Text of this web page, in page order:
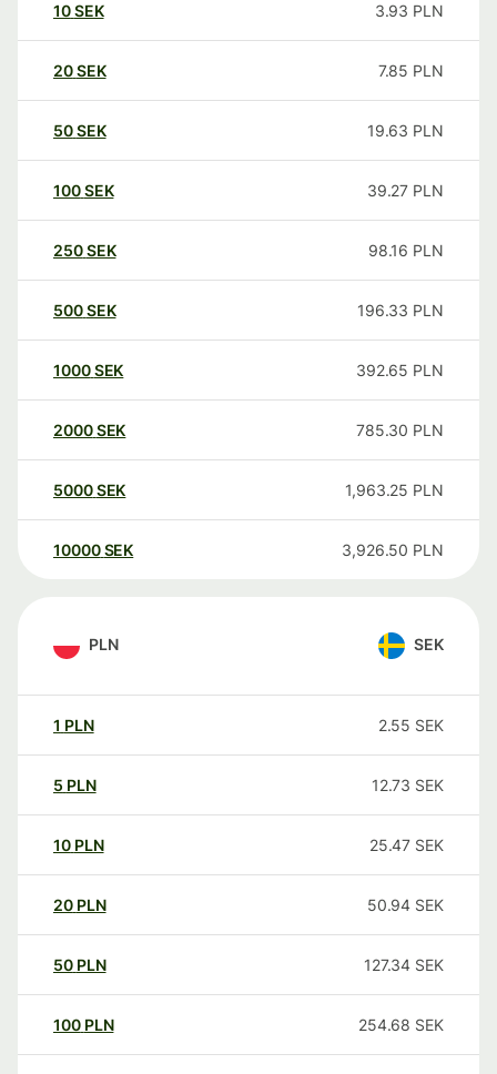
10SEK 3.93 PLN
20SEK 7.85 PLN
50SEK 19.63 PLN
100SEK 39.27 PLN
250SEK 98.16 PLN
500SEK 196.33 PLN
1000SEK 392.65 PLN
2000SEK 785.30 PLN
5000SEK 1,963.25 PLN
10000 SEK 3,926.50 PLN
PLN SEK
1 PLN 2.55 SEK
5 PLN 12.73 SEK
10 PLN 25.47 SEK
20 PLN 50.94 SEK
50 PLN 127.34 SEK
100 PLN 254.68 SEK